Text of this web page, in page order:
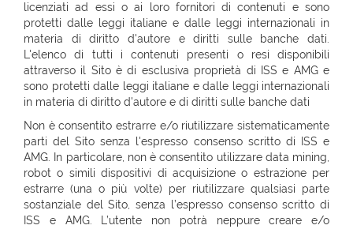
licenziati ad essi o ai loro fornitori di contenuti e sono
protetti dalle leggi italiane e dalle leggi internazionali in
materia di diritto d'autore e diritti sulle banche dati.
L'elenco di tutti i contenuti presenti o resi disponibili
attraverso il Sito è di esclusiva proprietà di ISS e AMG e
sono protetti dalle leggi italiane e dalle leggi internazionali
in materia di diritto d'autore e di diritti sulle banche dati
Non è consentito estrarre e/o riutilizzare sistematicamente
parti del Sito senza l'espresso consenso scritto di ISS e
AMG. In particolare, non è consentito utilizzare data mining,
robot o simili dispositivi di acquisizione o estrazione per
estrarre (una o più volte) per riutilizzare qualsiasi parte
sostanziale del Sito, senza l’espresso consenso scritto di
ISS e AMG. L’utente non potrà neppure creare e/o